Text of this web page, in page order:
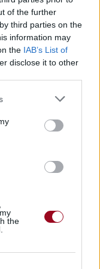
of the further
third parties on the
information may
the IAB’s List of
disclose it to other
the
Vidéos
Corriger une erreur